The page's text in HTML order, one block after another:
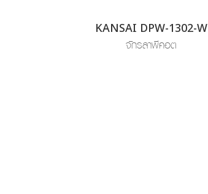
KANSAI DPW-1302-W
จักรลาพีคอต